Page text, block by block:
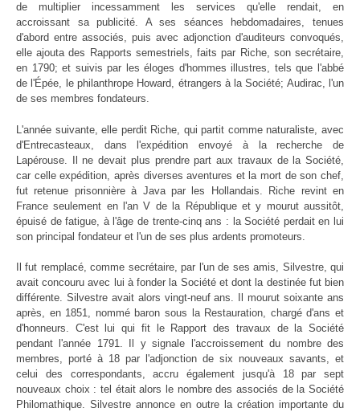
de multiplier incessamment les services qu'elle rendait, en
accroissant sa publicité. A ses séances hebdomadaires, tenues
d'abord entre associés, puis avec adjonction d'auditeurs convoqués,
elle ajouta des Rapports semestriels, faits par Riche, son secrétaire,
en 1790; et suivis par les éloges d'hommes illustres, tels que l'abbé
de l'Épée, le philanthrope Howard, étrangers à la Société; Audirac, l'un
de ses membres fondateurs.
L'année suivante, elle perdit Riche, qui partit comme naturaliste, avec
d'Entrecasteaux, dans l'expédition envoyé à la recherche de
Lapérouse. Il ne devait plus prendre part aux travaux de la Société,
car celle expédition, après diverses aventures et la mort de son chef,
fut retenue prisonnière à Java par les Hollandais. Riche revint en
France seulement en l'an V de la République et y mourut aussitôt,
épuisé de fatigue, à l'âge de trente-cinq ans : la Société perdait en lui
son principal fondateur et l'un de ses plus ardents promoteurs.
Il fut remplacé, comme secrétaire, par l'un de ses amis, Silvestre, qui
avait concouru avec lui à fonder la Société et dont la destinée fut bien
différente. Silvestre avait alors vingt-neuf ans. Il mourut soixante ans
après, en 1851, nommé baron sous la Restauration, chargé d'ans et
d'honneurs. C'est lui qui fit le Rapport des travaux de la Société
pendant l'année 1791. Il y signale l'accroissement du nombre des
membres, porté à 18 par l'adjonction de six nouveaux savants, et
celui des correspondants, accru également jusqu'à 18 par sept
nouveaux choix : tel était alors le nombre des associés de la Société
Philomathique. Silvestre annonce en outre la création importante du